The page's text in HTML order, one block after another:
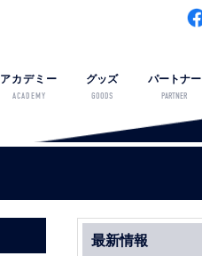
アカデミー
ACADEMY
グッズ
GOODS
パートナー
PARTNER
最新情報